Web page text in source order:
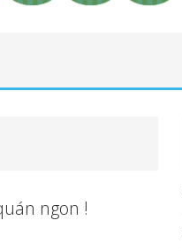
ngon !